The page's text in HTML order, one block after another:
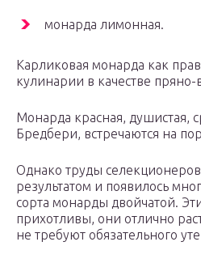
монарда лимонная.
Карликовая монарда как
кулинарии в качестве пряно-
Монарда красная, душистая,
Бредбери, встречаются на
Однако труды
результатом и появилось
сорта монарды двойчатой.
прихотливы, они отлично
не требуют обязательного